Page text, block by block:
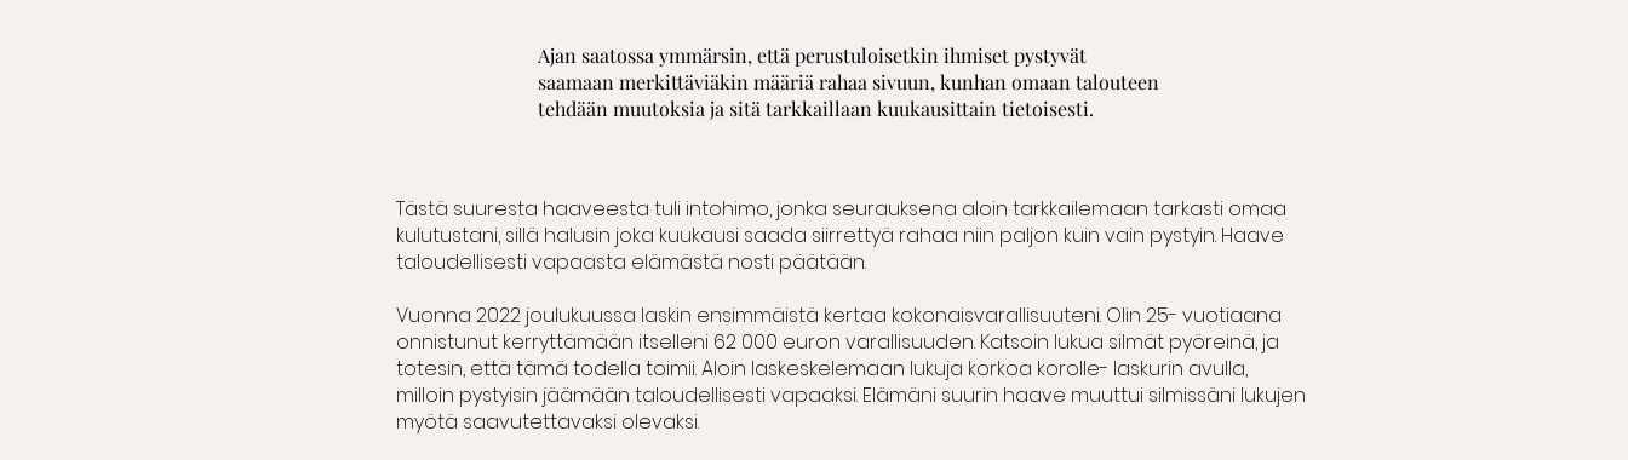
Ajan saatossa ymmärsin, että perustuloisetkin ihmiset pystyvät
saamaan merkittäviäkin määriä rahaa sivuun, kunhan omaan talouteen
tehdään muutoksia ja sitä tarkkaillaan kuukausittain tietoisesti.
Tästä suuresta haaveesta tuli intohimo, jonka seurauksena aloin tarkkailemaan tarkasti omaa
kulutustani, sillä halusin joka kuukausi saada siirrettyä rahaa niin paljon kuin vain pystyin. Haave
taloudellisesti vapaasta elämästä nosti päätään.
Vuonna 2022 joulukuussa laskin ensimmäistä kertaa kokonaisvarallisuuteni. Olin 25- vuotiaana
onnistunut kerryttämään itselleni 62 000 euron varallisuuden. Katsoin lukua silmät pyöreinä, ja
totesin, että tämä todella toimii. Aloin laskeskelemaan lukuja korkoa korolle- laskurin avulla,
milloin pystyisin jäämään taloudellisesti vapaaksi. Elämäni suurin haave muuttui silmissäni lukujen
myötä saavutettavaksi olevaksi.